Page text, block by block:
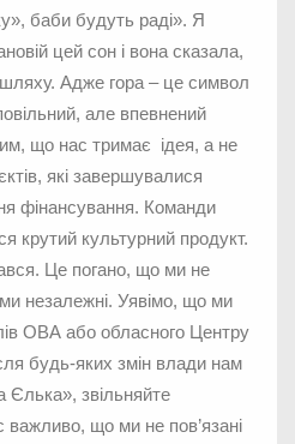
баби будуть раді». Я
цей сон і вона сказала,
Адже гора – це символ
але впевнений
що нас тримає ідея, а не
які завершувалися
фінансування. Команди
крутий культурний продукт.
Це погано, що ми не
незалежні. Уявімо, що ми
ОВА або обласного Центру
будь-яких змін влади нам
Єлька», звільняйте
важливо, що ми не пов’язані